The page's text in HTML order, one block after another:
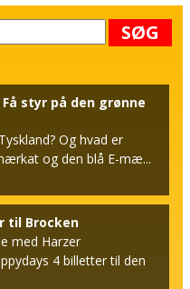
SØG
styr på den grønne
Og hvad er
og den blå E-mæ...
til Brocken
med Harzer
4 billetter til den